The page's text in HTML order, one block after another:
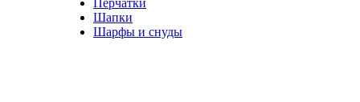
Перчатки
Шапки
Шарфы и снуды